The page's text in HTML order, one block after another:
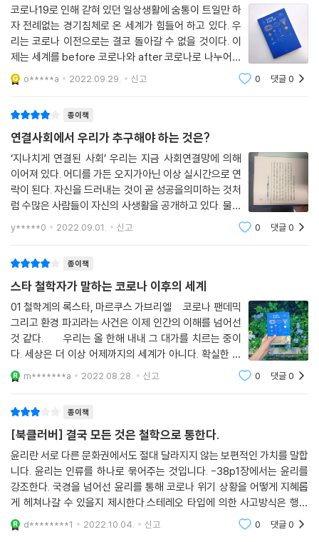
코로나19로 인해 갇혀 있던 일상생활에 숨통이 트일만 하
자 전례없는 경기침체로 온 세계가 힘들어 하고 있다. 우
리는 코로나 이전으로는 결코 돌아갈 수 없을 것이다. 이
제는 세계를 before 코로나와 after 코로나로 나누어야
한다. 세상의 규칙은 바뀌었고, 우리는 새로운 규칙에 적
응해야 한다. 이 책은, 새롭게 도래한 시대에 '연결'에 관
o*****a 2022.09.29. 신고 0 댓글0
종이책
연결사회에서 우리가 추구해야 하는 것은?
‘지나치게 연결된 사회’ 우리는 지금 사회연결망에 의해
이어져 있다. 어디를 가든 오지가아닌 이상 실시간으로 연
락이 된다. 자신을 드러내는 것이 곧 성공을의미하는 것처
럼 수많은 사람들이 자신의 사생활을 공개하고 있다. 물론
그 안에는 감추고 싶은 비밀은 철저하게 감춘다. 보여주고
싶은것만 보여주면 되기 때문이다. 하지만 여기에는 문제
y*****0 2022.09.01. 신고 0 댓글0
종이책
스타 철학자가 말하는 코로나 이후의 세계
01 철학계의 록스타, 마르쿠스 가브리엘 코로나 팬데믹
그리고 환경 파괴라는 사건은 이제 인간의 이해를 넘어선
것 같다. 우리는 올 한해 내내 그 대가를 치르는 중이
다. 세상은 더 이상 어제까지의 세계가 아니다. 확실한 건
아무것도 없으며 몇 년 전의 평화로웠던 날들이 내년에 계
m*******a 2022.08.28. 신고 0 댓글0
종이책
[북클러버] 결국 모든 것은 철학으로 통한다.
윤리란 서로 다른 문화권에서도 절대 달라지지 않는 보편적인 가치를 말합
니다. 윤리는 인류를 하나로 묶어주는 것입니다. -38p1장에서는 윤리를
강조한다. 국경을 넘어선 윤리를 통해 코로나 위기 상황을 어떻게 지혜롭
게 헤쳐나갈 수 있을지 제시한다.스테레오 타입에 의한 사고방식은 행동
하나하나를 개별적으로 정확하게 설명하는 대신, 고정관념으로 모든 것을
해결하려 합니다. -1
d********1 2022.10.04. 신고 0 댓글0